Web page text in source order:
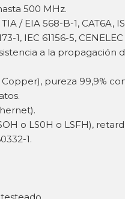
500 MHz.
/ EIA 568-B-1, CAT6A,
1, IEC 61156-5,
a la propagación
pureza 99,9%
o LS0H o LSFH),
1.